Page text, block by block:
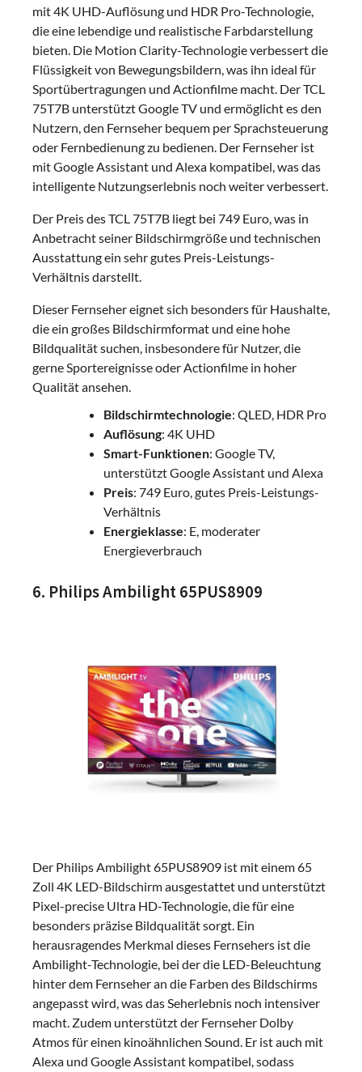
mit 4K UHD-Auflösung und HDR Pro-Technologie,
die eine lebendige und realistische Farbdarstellung
bieten. Die Motion Clarity-Technologie verbessert die
Flüssigkeit von Bewegungsbildern, was ihn ideal für
Sportübertragungen und Actionfilme macht. Der TCL
75T7B unterstützt Google TV und ermöglicht es den
Nutzern, den Fernseher bequem per Sprachsteuerung
oder Fernbedienung zu bedienen. Der Fernseher ist
mit Google Assistant und Alexa kompatibel, was das
intelligente Nutzungserlebnis noch weiter verbessert.
Der Preis des TCL 75T7B liegt bei 749 Euro, was in
Anbetracht seiner Bildschirmgröße und technischen
Ausstattung ein sehr gutes Preis-Leistungs-
Verhältnis darstellt.
Dieser Fernseher eignet sich besonders für Haushalte,
die ein großes Bildschirmformat und eine hohe
Bildqualität suchen, insbesondere für Nutzer, die
gerne Sportereignisse oder Actionfilme in hoher
Qualität ansehen.
Bildschirmtechnologie: QLED, HDR Pro
Auflösung: 4K UHD
Smart-Funktionen: Google TV,
unterstützt Google Assistant und Alexa
Preis: 749 Euro, gutes Preis-Leistungs-
Verhältnis
Energieklasse: E, moderater
Energieverbrauch
6. Philips Ambilight 65PUS8909
Der Philips Ambilight 65PUS8909 ist mit einem 65
Zoll 4K LED-Bildschirm ausgestattet und unterstützt
Pixel-precise Ultra HD-Technologie, die für eine
besonders präzise Bildqualität sorgt. Ein
herausragendes Merkmal dieses Fernsehers ist die
Ambilight-Technologie, bei der die LED-Beleuchtung
hinter dem Fernseher an die Farben des Bildschirms
angepasst wird, was das Seherlebnis noch intensiver
macht. Zudem unterstützt der Fernseher Dolby
Atmos für einen kinoähnlichen Sound. Er ist auch mit
Alexa und Google Assistant kompatibel, sodass